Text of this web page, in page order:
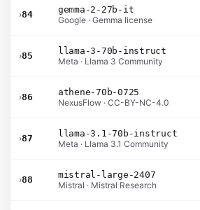
›84
gemma-2-27b-it
Google · Gemma license
›85
llama-3-70b-instruct
Meta · Llama 3 Community
›86
athene-70b-0725
NexusFlow · CC-BY-NC-4.0
›87
llama-3.1-70b-instruct
Meta · Llama 3.1 Community
›88
mistral-large-2407
Mistral · Mistral Research